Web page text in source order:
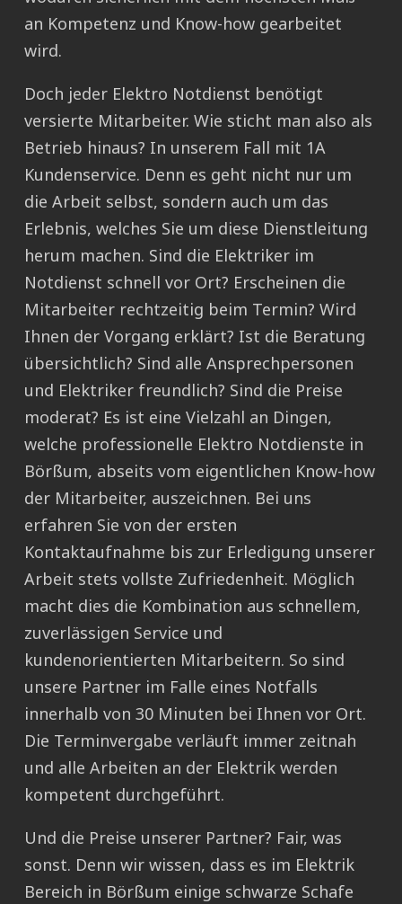
an Kompetenz und Know-how gearbeitet
wird.
Doch jeder Elektro Notdienst benötigt
versierte Mitarbeiter. Wie sticht man also als
Betrieb hinaus? In unserem Fall mit 1A
Kundenservice. Denn es geht nicht nur um
die Arbeit selbst, sondern auch um das
Erlebnis, welches Sie um diese Dienstleitung
herum machen. Sind die Elektriker im
Notdienst schnell vor Ort? Erscheinen die
Mitarbeiter rechtzeitig beim Termin? Wird
Ihnen der Vorgang erklärt? Ist die Beratung
übersichtlich? Sind alle Ansprechpersonen
und Elektriker freundlich? Sind die Preise
moderat? Es ist eine Vielzahl an Dingen,
welche professionelle Elektro Notdienste in
Börßum, abseits vom eigentlichen Know-how
der Mitarbeiter, auszeichnen. Bei uns
erfahren Sie von der ersten
Kontaktaufnahme bis zur Erledigung unserer
Arbeit stets vollste Zufriedenheit. Möglich
macht dies die Kombination aus schnellem,
zuverlässigen Service und
kundenorientierten Mitarbeitern. So sind
unsere Partner im Falle eines Notfalls
innerhalb von 30 Minuten bei Ihnen vor Ort.
Die Terminvergabe verläuft immer zeitnah
und alle Arbeiten an der Elektrik werden
kompetent durchgeführt.
Und die Preise unserer Partner? Fair, was
sonst. Denn wir wissen, dass es im Elektrik
Bereich in Börßum einige schwarze Schafe